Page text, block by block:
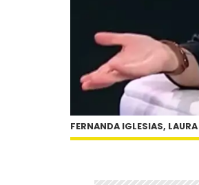
FERNANDA IGLESIAS,